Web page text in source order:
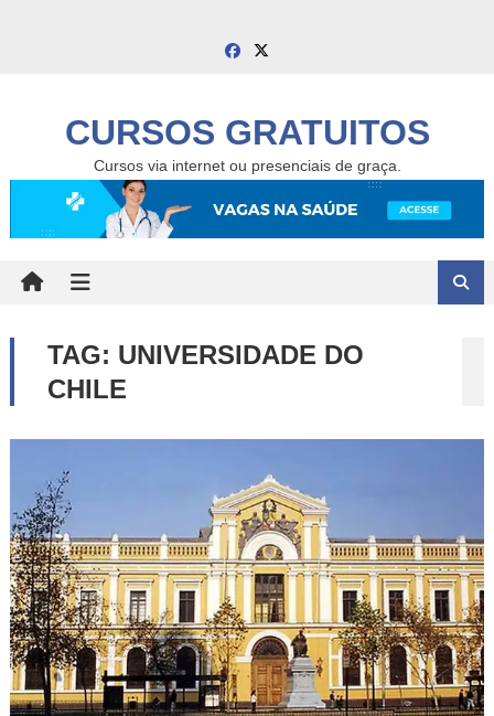
CURSOS GRATUITOS
Cursos via internet ou presenciais de graça.
TAG: UNIVERSIDADE DO
CHILE